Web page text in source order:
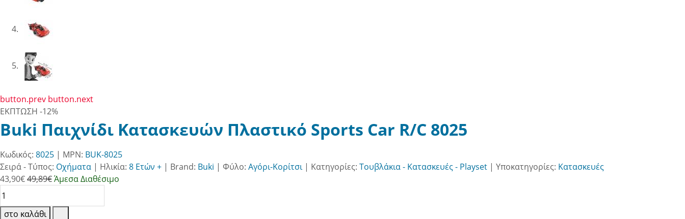
button.prev button.next
ΕΚΠΤΩΣΗ -12%
Buki Παιχνίδι Κατασκευών Πλαστικό Sports Car R/C 8025
Κωδικός: 8025 | MPN: BUK-8025
Σειρά - Τύπος: Οχήματα | Ηλικία: 8 Ετών + | Brand: Buki | Φύλο: Αγόρι-Κορίτσι| Κατηγορίες: Τουβλάκια - Κατασκευές - Playset | Υποκατηγορίες: Κατασκευές
43,90€49,89€Άμεσα Διαθέσιμο
στο καλάθι